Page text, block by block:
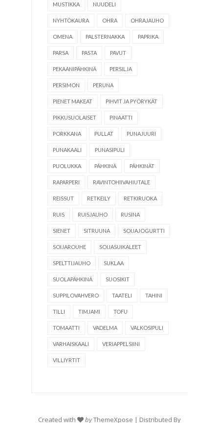
MUSTIKKA NUUDELI
NYHTÖKAURA OHRA OHRAJAUHO
OMENA PALSTERNAKKA PAPRIKA
PARSA PASTA PAVUT
PEKAANIPÄHKINÄ PERSILJA
PERSIMON PERUNA
PIENET MAKEAT PIHVIT JA PYÖRYKÄT
PIKKUSUOLAISET PINAATTI
PORKKANA PULLAT PUNAJUURI
PUNAKAALI PUNASIPULI
PUOLUKKA PÄHKINÄ PÄHKINÄT
RAPARPERI RAVINTOHIIVAHIUTALE
REISSUT RETKEILY RETKIRUOKA
RUIS RUISJAUHO RUSINA
SIENET SITRUUNA SOIJAJOGURTTI
SOIJAROUHE SOIJASUIKALEET
SPELTTIJAUHO SUKLAA
SUOLAPÄHKINÄ SUOSIKIT
SUPPILOVAHVERO TAATELI TAHINI
TILLI TIMJAMI TOFU
TOMAATTI VADELMA VALKOSIPULI
VARHAISKAALI VERIAPPELSIINI
VILLIYRTIT
Created with byThemeXpose | Distributed By